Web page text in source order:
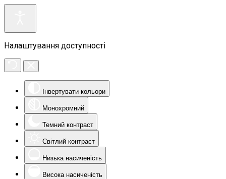
Налаштування доступності
Інвертувати кольори
Монохромний
Темний контраст
Світлий контраст
Низька насиченість
Висока насиченість